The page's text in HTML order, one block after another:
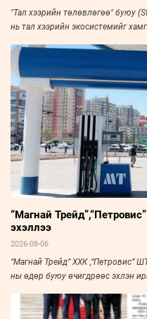
"Тал хээрийн төлөвлөгөө" буюу
нь тал хээрийн экосистемийг
“Магнай
эхэллээ
2026-08-06
“Магнай Трейд” ХХК ,“Петровис”
ны өдөр буюу өчигдрөөс эхлэн